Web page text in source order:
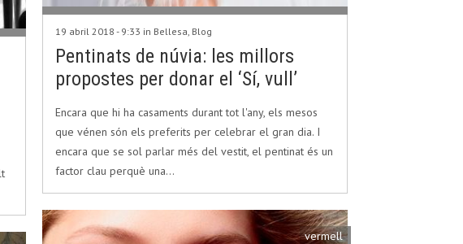
19 abril 2018 - 9:33 in Bellesa Blog
Pentinats de núvia: les millors
propostes per donar el ‘Sí, vull’
Encara que hi ha casaments durant tot l'any, els mesos
que vénen són els preferits per celebrar el gran dia. I
encara que se sol parlar més del vestit, el pentinat és un
factor clau perquè una…
vermell